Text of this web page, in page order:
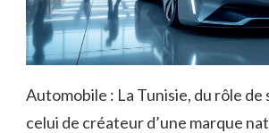
Automobile : La Tunisie, du rôle
celui de créateur d’une marque